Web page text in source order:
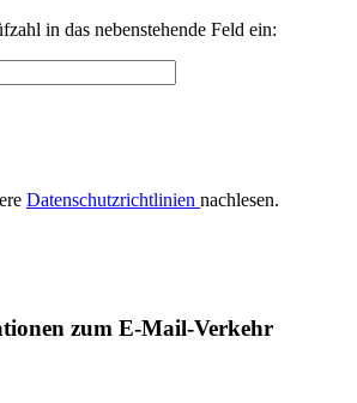
in das nebenstehende Feld ein:
Datenschutzrichtlinien nachlesen.
zum E-Mail-Verkehr